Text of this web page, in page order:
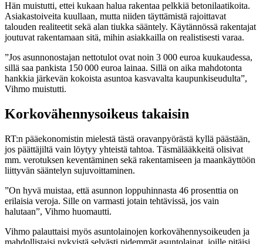
Hän muistutti, ettei kukaan halua rakentaa pelkkiä betonilaatikoita.
Asiakastoiveita kuullaan, mutta niiden täyttämistä rajoittavat
talouden realiteetit sekä alan tiukka sääntely. Käytännössä rakentajat
joutuvat rakentamaan sitä, mihin asiakkailla on realistisesti varaa.
”Jos asunnonostajan nettotulot ovat noin 3 000 euroa kuukaudessa,
sillä saa pankista 150 000 euroa lainaa. Sillä on aika mahdotonta
hankkia järkevän kokoista asuntoa kasvavalta kaupunkiseudulta”,
Vihmo muistutti.
Korkovähennysoikeus takaisin
RT:n pääekonomistin mielestä tästä oravanpyörästä kyllä päästään,
jos päättäjiltä vain löytyy yhteistä tahtoa. Täsmälääkkeitä olisivat
mm. verotuksen keventäminen sekä rakentamiseen ja maankäyttöön
liittyvän sääntelyn sujuvoittaminen.
”On hyvä muistaa, että asunnon loppuhinnasta 46 prosenttia on
erilaisia veroja. Sille on varmasti jotain tehtävissä, jos vain
halutaan”, Vihmo huomautti.
Vihmo palauttaisi myös asuntolainojen korkovähennysoikeuden ja